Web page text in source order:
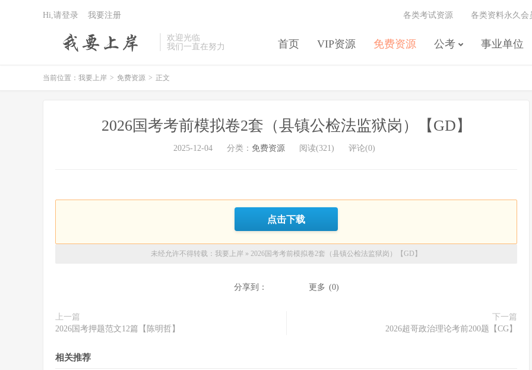
欢迎光临
我们一直在努力
首页 VIP资源 免费资源 公考 事业单位
各类考试资源 各类资料永久会
Hi,请登录 我要注册
当前位置： 我要上岸 > 免费资源 > 正文
2026国考考前模拟卷2套（县镇公检法监狱岗）【GD】
2025-12-04 分类： 免费资源 阅读(321) 评论(0)
点击下载
未经允许不得转载： 我要上岸 » 2026国考考前模拟卷2套（县镇公检法监狱岗）【GD】
分享到： 更多 (0)
上一篇
2026国考押题范文12篇【陈明哲】
下一篇
2026超哥政治理论考前200题【CG】
相关推荐